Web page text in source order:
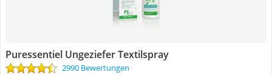
Puressentiel Ungeziefer Textilspray
2990 Bewertungen